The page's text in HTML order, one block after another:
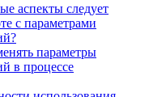
аспекты следует
с параметрами
параметры
в процессе